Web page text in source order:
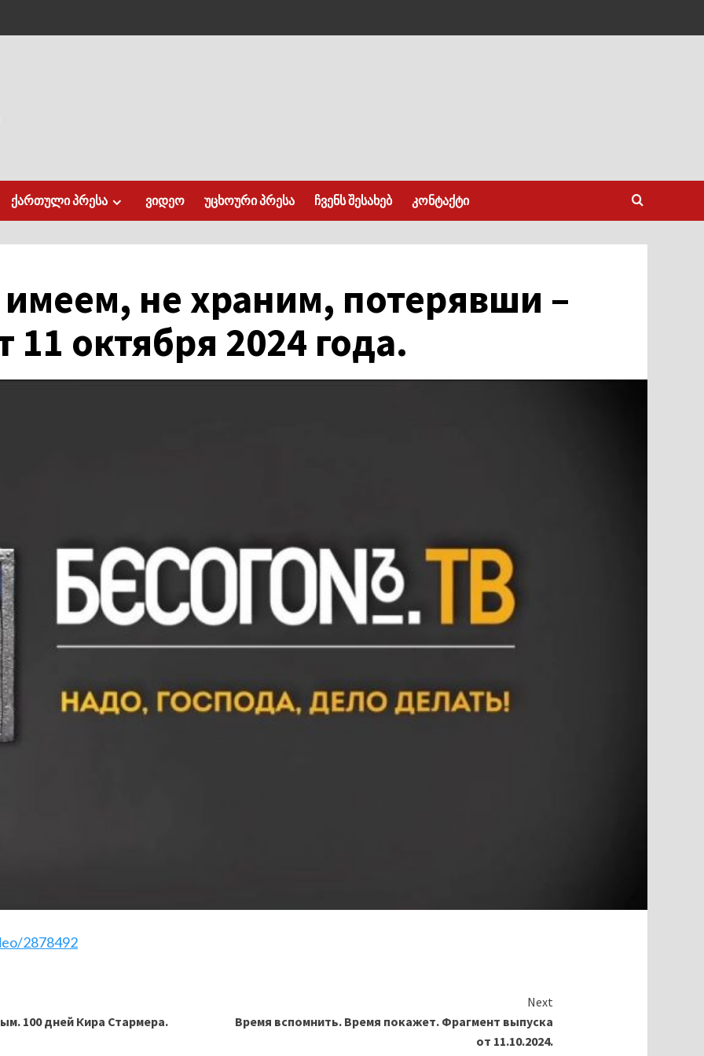
ქართული პრესა ვიდეო უცხოური პრესა ჩვენს შესახებ კონტაქტი
не храним, потерявши –
октября 2024 года.
2878492
100 дней Кира Стармера.
Next
Время вспомнить. Время покажет. Фрагмент выпуска
от 11.10.2024.